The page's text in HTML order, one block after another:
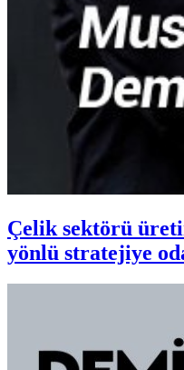
Çelik sektörü
yönlü stratejiye